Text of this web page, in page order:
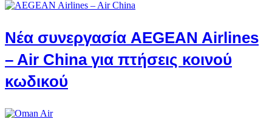
Νέα συνεργασία AEGEAN Airlines
– Air China για πτήσεις κοινού
κωδικού